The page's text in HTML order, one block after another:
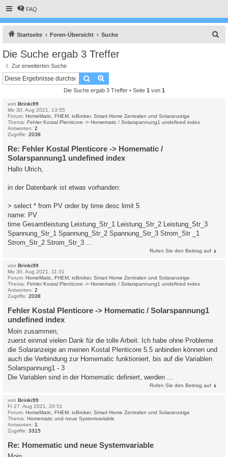
FAQ
Startseite Foren-Übersicht Suche
Die Suche ergab 3 Treffer
Zur erweiterten Suche
Suche
Die Suche ergab 3 Treffer • Seite 1 von 1
von Brinki99
Mo 30. Aug 2021, 13:55
Forum: HomeMatic, FHEM, ioBroker, Smart Home Zentralen und Solaranzeige
Thema: Fehler Kostal Plenticore -> Homematic / Solarspannung1 undefined index
Antworten: 2
Zugriffe: 2038
Re: Fehler Kostal Plenticore -> Homematic /
Solarspannung1 undefined index
Hallo Ulrich,
in der Datenbank ist etwas vorhanden:
> select * from PV order by time desc limit 5
name: PV
time Gesamtleistung Leistung_Str_1 Leistung_Str_2 Leistung_Str_3
Spannung_Str_1 Spannung_Str_2 Spannung_Str_3 Strom_Str _1
Strom_Str_2 Strom_Str_3 ...
Rufen Sie den Beitrag auf
von Brinki99
Mo 30. Aug 2021, 11:31
Forum: HomeMatic, FHEM, ioBroker, Smart Home Zentralen und Solaranzeige
Thema: Fehler Kostal Plenticore -> Homematic / Solarspannung1 undefined index
Antworten: 2
Zugriffe: 2038
Fehler Kostal Plenticore -> Homematic / Solarspannung1
undefined index
Moin zusammen,
zuerst einmal vielen Dank für die tolle Arbeit. Ich habe ohne Probleme
die Solaranzeige an meinen Kostal Plenticore 5.5 anbinden können und
auch die Verbindung zur Homematic funktioniert, bis auf die Variablen
Solarspannung1 - 3
Die Variablen sind in der Homematic definiert, werden ...
Rufen Sie den Beitrag auf
von Brinki99
Fr 27. Aug 2021, 20:51
Forum: HomeMatic, FHEM, ioBroker, Smart Home Zentralen und Solaranzeige
Thema: Homematic und neue Systemvariable
Antworten: 1
Zugriffe: 3315
Re: Homematic und neue Systemvariable